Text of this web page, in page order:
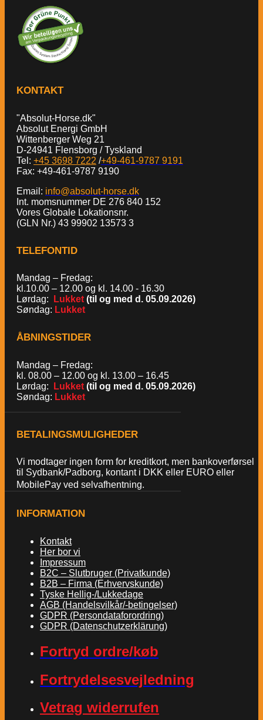
KONTAKT
"Absolut-Horse.dk"
Absolut Energi GmbH
Wittenberger Weg 21
D-24941 Flensborg / Tyskland
Tel: +45 3698 7222 /+49-461-9787 9191
Fax: +49-461-9787 9190
Email: info@absolut-horse.dk
Int. momsnummer DE 276 840 152
Vores Globale Lokationsnr.
(GLN Nr.) 43 99902 13573 3
TELEFONTID
Mandag – Fredag:
kl.10.00 – 12.00 og kl. 14.00 - 16.30
Lørdag:
Lukket (til og med d. 05.09.2026)
Søndag: Lukket
ÅBNINGSTIDER
Mandag – Fredag:
kl. 08.00 – 12.00 og kl. 13.00 – 16.45
Lørdag:
Lukket (til og med d. 05.09.2026)
Søndag: Lukket
BETALINGSMULIGHEDER
Vi modtager ingen form for kreditkort, men bankoverførsel
til Sydbank/Padborg, kontant i DKK eller EURO eller
MobilePay ved selvafhentning.
INFORMATION
Kontakt
Her bor vi
Impressum
B2C – Slutbruger (Privatkunde)
B2B – Firma (Erhvervskunde)
Tyske Hellig-/Lukkedage
AGB (Handelsvilkår/-betingelser)
GDPR (Persondataforordring)
GDPR (Datenschutzerklärung)
Fortryd ordre/køb
Fortrydelsesvejledning
Vetrag widerrufen